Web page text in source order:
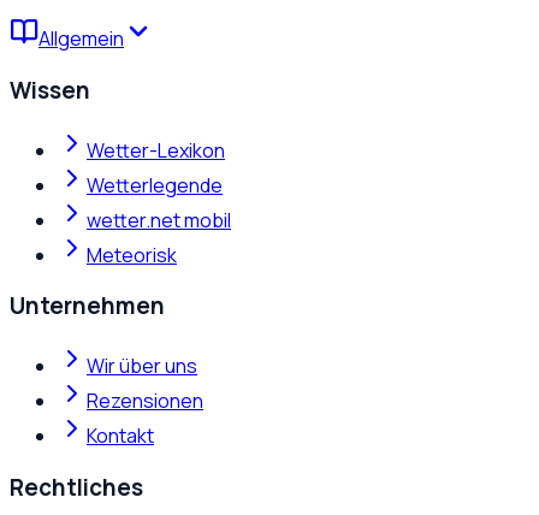
Allgemein
Wissen
Wetter-Lexikon
Wetterlegende
wetter.net mobil
Meteorisk
Unternehmen
Wir über uns
Rezensionen
Kontakt
Rechtliches